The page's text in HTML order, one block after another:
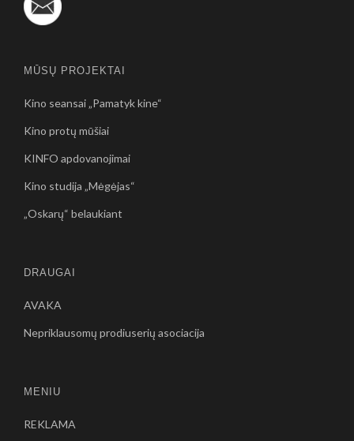
MŪSŲ PROJEKTAI
Kino seansai „Pamatyk kine“
Kino protų mūšiai
KINFO apdovanojimai
Kino studija „Mėgėjas“
„Oskarų“ belaukiant
DRAUGAI
AVAKA
Nepriklausomų prodiuserių asociacija
MENIU
REKLAMA